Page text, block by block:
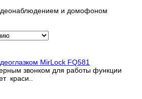
и домофоном
MirLock FQ581
звонком для работы функции
краси..